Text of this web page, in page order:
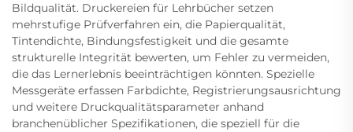
Bildqualität. Druckereien für Lehrbücher setzen
mehrstufige Prüfverfahren ein, die Papierqualität,
Tintendichte, Bindungsfestigkeit und die gesamte
strukturelle Integrität bewerten, um Fehler zu vermeiden,
die das Lernerlebnis beeinträchtigen könnten. Spezielle
Messgeräte erfassen Farbdichte, Registrierungsausrichtung
und weitere Druckqualitätsparameter anhand
branchenüblicher Spezifikationen, die speziell für die